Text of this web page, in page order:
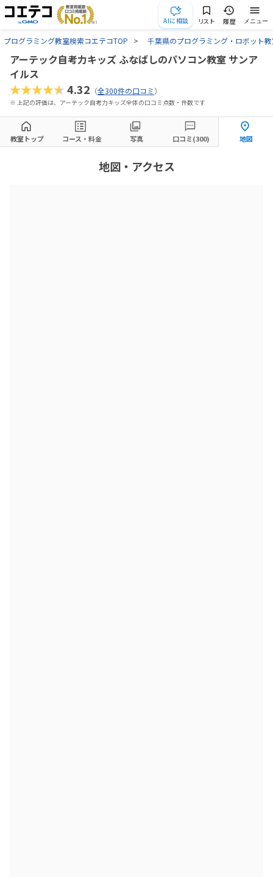
AIに相談 リスト 履歴 メニュー
プログラミング教室検索コエテコTOP 千葉県のプログラミング・ロボット
アーテック自考力キッズ ふなばしのパソコン教室 サンア
イルス
★★★★★4.32 （全300件の口コミ）
※ 上記の評価は、アーテック自考力キッズ全体の口コミ点数・件数です
教室トップ コース・料金 写真 口コミ(300) 地図
地図・アクセス